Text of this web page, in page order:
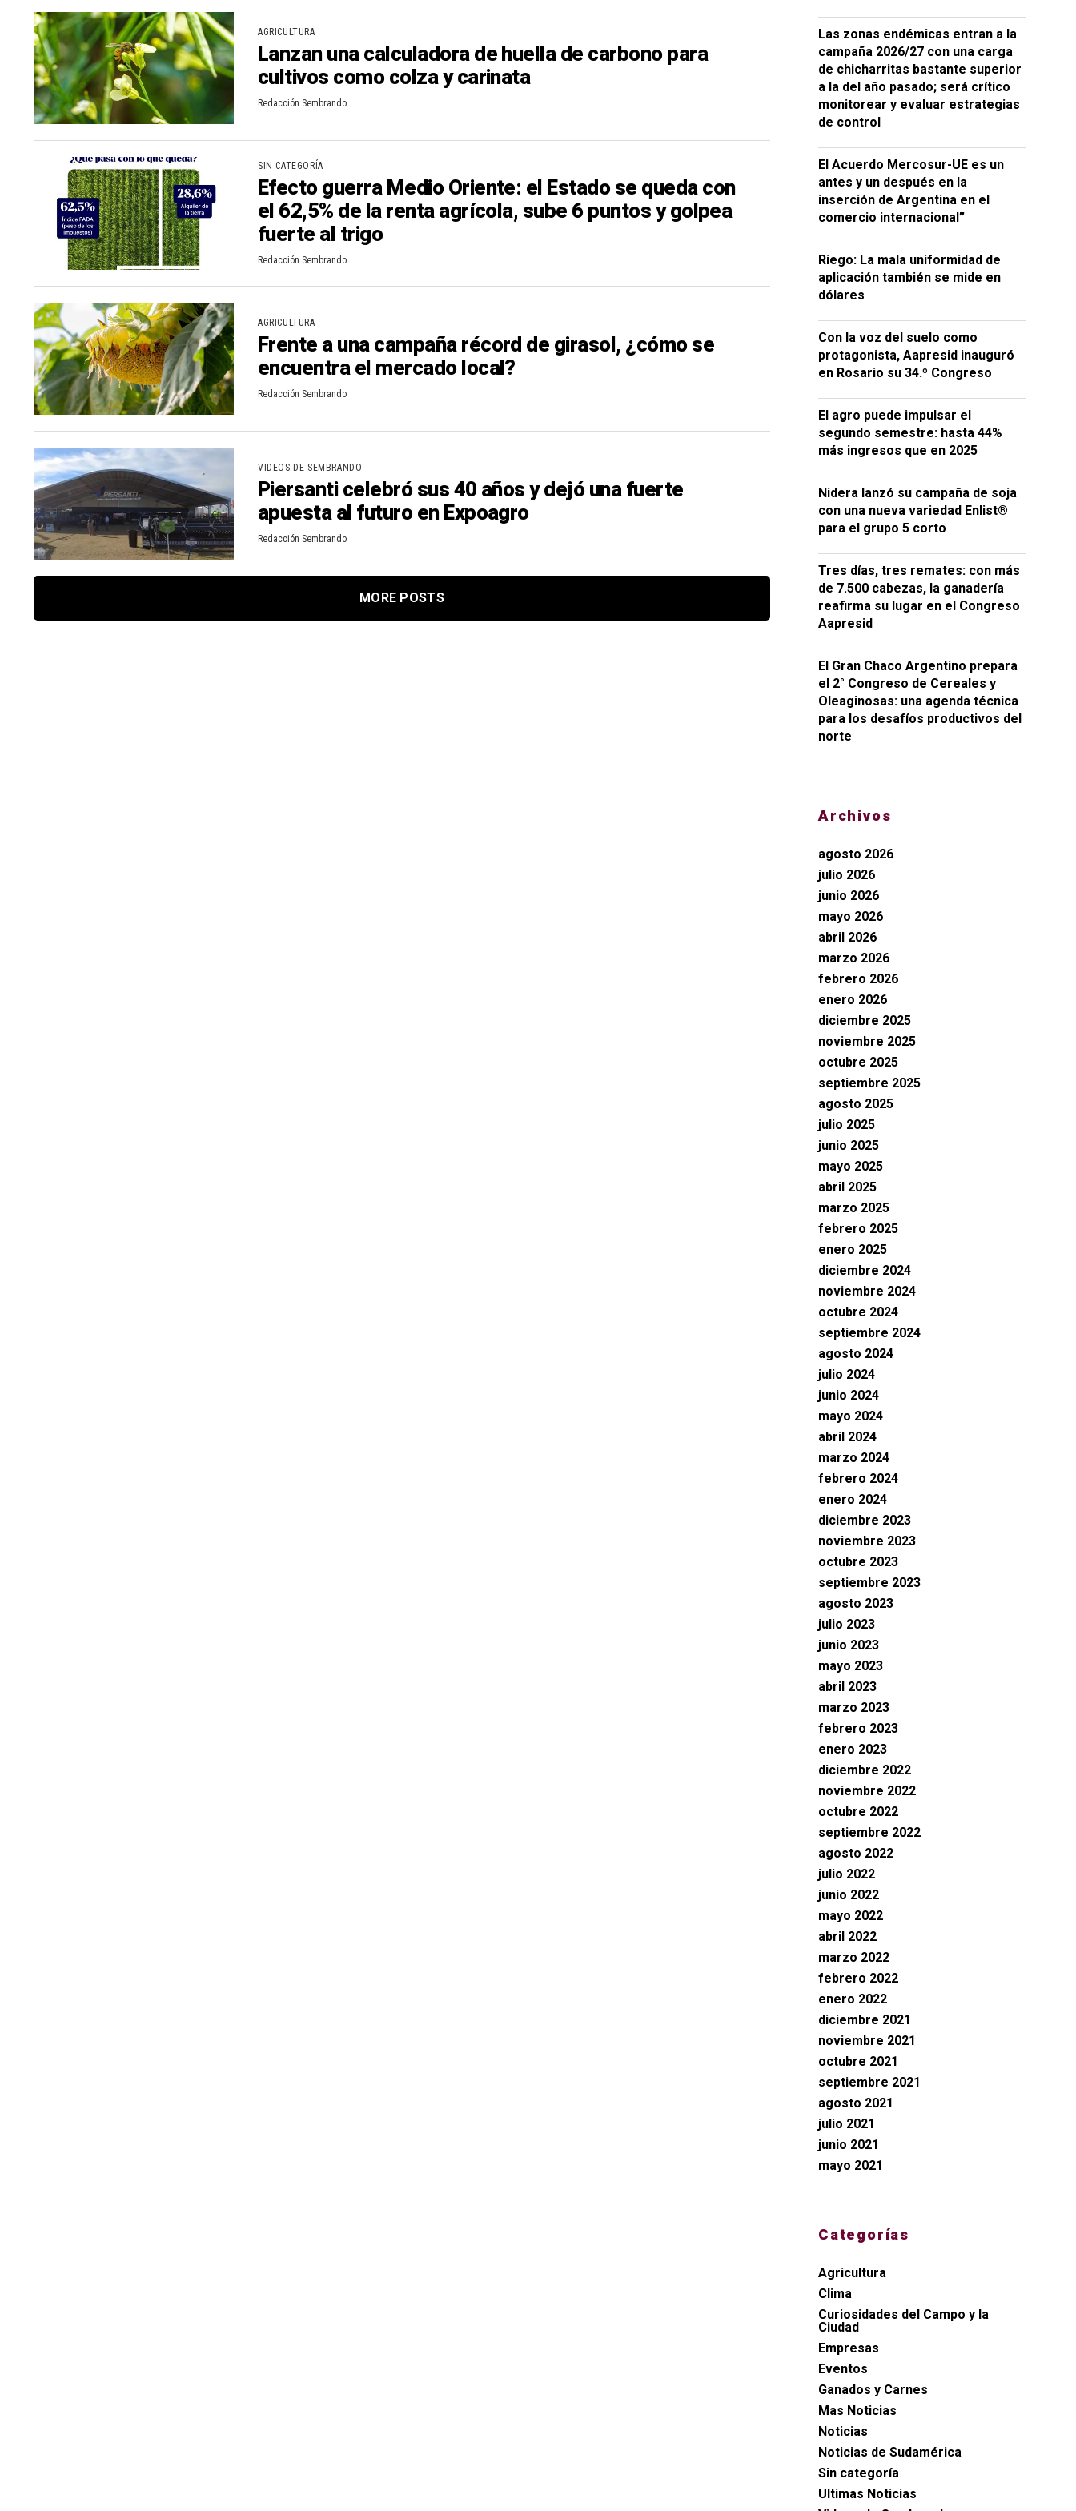
AGRICULTURA
Lanzan una calculadora de huella de carbono para
cultivos como colza y carinata
Redacción Sembrando
SIN CATEGORÍA
Efecto guerra Medio Oriente: el Estado se queda con
el 62,5% de la renta agrícola, sube 6 puntos y golpea
fuerte al trigo
Redacción Sembrando
AGRICULTURA
Frente a una campaña récord de girasol, ¿cómo se
encuentra el mercado local?
Redacción Sembrando
VIDEOS DE SEMBRANDO
Piersanti celebró sus 40 años y dejó una fuerte
apuesta al futuro en Expoagro
Redacción Sembrando
MORE POSTS
Las zonas endémicas entran a la
campaña 2026/27 con una carga
de chicharritas bastante superior
a la del año pasado; será crítico
monitorear y evaluar estrategias
de control
El Acuerdo Mercosur-UE es un
antes y un después en la
inserción de Argentina en el
comercio internacional”
Riego: La mala uniformidad de
aplicación también se mide en
dólares
Con la voz del suelo como
protagonista, Aapresid inauguró
en Rosario su 34.º Congreso
El agro puede impulsar el
segundo semestre: hasta 44%
más ingresos que en 2025
Nidera lanzó su campaña de soja
con una nueva variedad Enlist®
para el grupo 5 corto
Tres días, tres remates: con más
de 7.500 cabezas, la ganadería
reafirma su lugar en el Congreso
Aapresid
El Gran Chaco Argentino prepara
el 2° Congreso de Cereales y
Oleaginosas: una agenda técnica
para los desafíos productivos del
norte
Archivos
agosto 2026
julio 2026
junio 2026
mayo 2026
abril 2026
marzo 2026
febrero 2026
enero 2026
diciembre 2025
noviembre 2025
octubre 2025
septiembre 2025
agosto 2025
julio 2025
junio 2025
mayo 2025
abril 2025
marzo 2025
febrero 2025
enero 2025
diciembre 2024
noviembre 2024
octubre 2024
septiembre 2024
agosto 2024
julio 2024
junio 2024
mayo 2024
abril 2024
marzo 2024
febrero 2024
enero 2024
diciembre 2023
noviembre 2023
octubre 2023
septiembre 2023
agosto 2023
julio 2023
junio 2023
mayo 2023
abril 2023
marzo 2023
febrero 2023
enero 2023
diciembre 2022
noviembre 2022
octubre 2022
septiembre 2022
agosto 2022
julio 2022
junio 2022
mayo 2022
abril 2022
marzo 2022
febrero 2022
enero 2022
diciembre 2021
noviembre 2021
octubre 2021
septiembre 2021
agosto 2021
julio 2021
junio 2021
mayo 2021
Categorías
Agricultura
Clima
Curiosidades del Campo y la
Ciudad
Empresas
Eventos
Ganados y Carnes
Mas Noticias
Noticias
Noticias de Sudamérica
Sin categoría
Ultimas Noticias